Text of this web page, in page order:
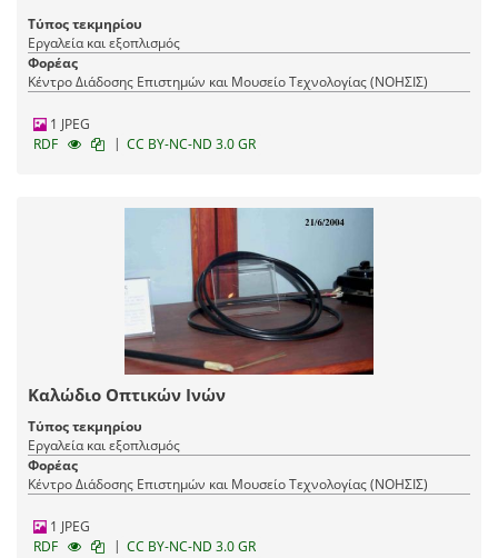
Τύπος τεκμηρίου
Εργαλεία και εξοπλισμός
Φορέας
Κέντρο Διάδοσης Επιστημών και Μουσείο Τεχνολογίας (ΝΟΗΣΙΣ)
1 JPEG
RDF
| CC BY-NC-ND 3.0 GR
Καλώδιο Οπτικών Ινών
Τύπος τεκμηρίου
Εργαλεία και εξοπλισμός
Φορέας
Κέντρο Διάδοσης Επιστημών και Μουσείο Τεχνολογίας (ΝΟΗΣΙΣ)
1 JPEG
RDF
| CC BY-NC-ND 3.0 GR